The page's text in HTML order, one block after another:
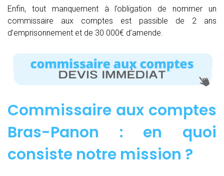
Enfin, tout manquement à l’obligation de nommer un
commissaire aux comptes est passible de 2 ans
d’emprisonnement et de 30 000€ d’amende.
Commissaire aux comptes
Bras-Panon : en quoi
consiste notre mission ?